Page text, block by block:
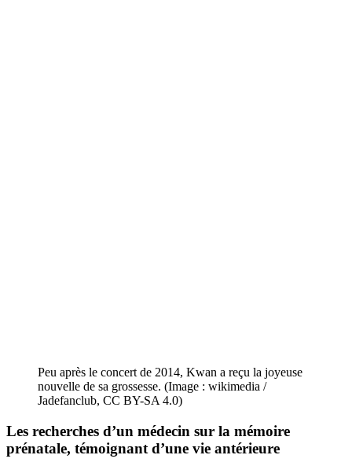
Peu après le concert de 2014, Kwan a reçu la joyeuse
nouvelle de sa grossesse. (Image : wikimedia /
Jadefanclub, CC BY-SA 4.0)
Les recherches d’un médecin sur la mémoire
prénatale, témoignant d’une vie antérieure